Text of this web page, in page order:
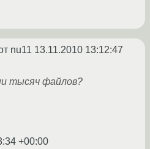
nu11 13.11.2010 13:12:47
тысяч файлов?
+00:00